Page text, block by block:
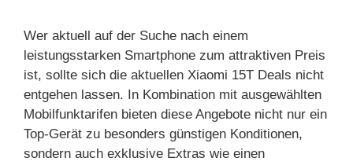
Wer aktuell auf der Suche nach einem
leistungsstarken Smartphone zum attraktiven Preis
ist, sollte sich die aktuellen Xiaomi 15T Deals nicht
entgehen lassen. In Kombination mit ausgewählten
Mobilfunktarifen bieten diese Angebote nicht nur ein
Top-Gerät zu besonders günstigen Konditionen,
sondern auch exklusive Extras wie einen